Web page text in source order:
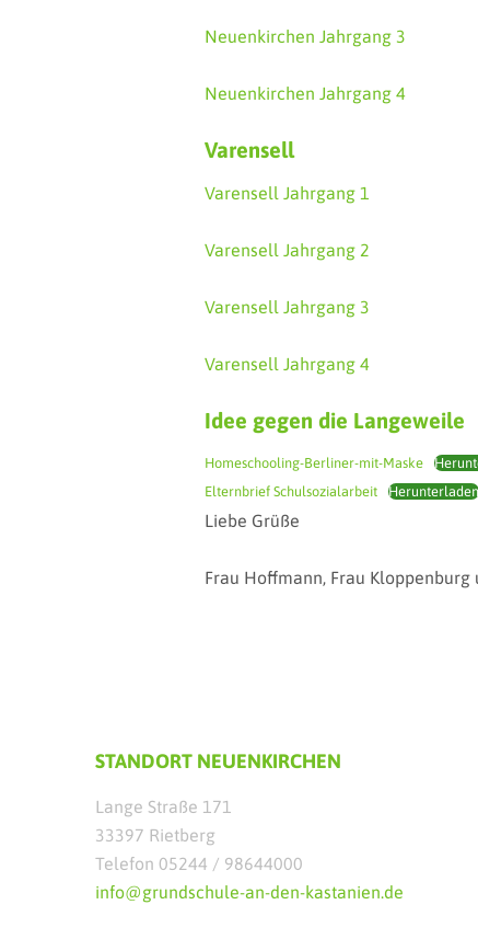
Neuenkirchen Jahrgang 3
Neuenkirchen Jahrgang 4
Varensell
Varensell Jahrgang 1
Varensell Jahrgang 2
Varensell Jahrgang 3
Varensell Jahrgang 4
Idee gegen die Langeweile
Homeschooling-Berliner-mit-Maske
Elternbrief Schulsozialarbeit
Herunterladen
Liebe Grüße
Frau Hoffmann, Frau Kloppenburg
STANDORT NEUENKIRCHEN
Lange Straße 171
33397 Rietberg
Telefon 05244 / 98644000
info@grundschule-an-den-kastanien.de